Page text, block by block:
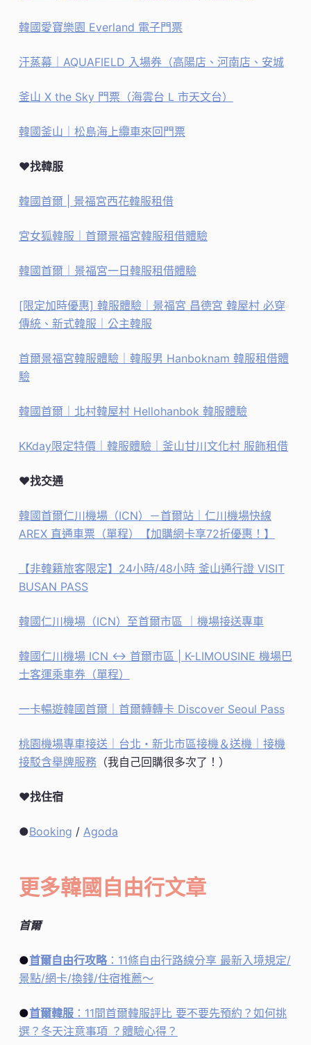
韓國愛寶樂園 Everland 電子門票
汗蒸幕｜AQUAFIELD 入場券（高陽店、河南店、安城
釜山 X the Sky 門票（海雲台 L 市天文台）
韓國釜山｜松島海上纜車來回門票
♥找韓服
韓國首爾 | 景福宮西花韓服租借
宮女狐韓服｜首爾景福宮韓服租借體驗
韓國首爾｜景福宮一日韓服租借體驗
[限定加時優惠] 韓服體驗｜景福宮 昌德宮 韓屋村 必穿
傳統、新式韓服｜公主韓服
首爾景福宮韓服體驗｜韓服男 Hanboknam 韓服租借體
驗
韓國首爾｜北村韓屋村 Hellohanbok 韓服體驗
KKday限定特價｜韓服體驗｜釜山甘川文化村 服飾租借
♥找交通
韓國首爾仁川機場（ICN）－首爾站｜仁川機場快線
AREX 直通車票（單程）【加購網卡享72折優惠！】
【非韓籍旅客限定】24小時/48小時 釜山通行證 VISIT
BUSAN PASS
韓國仁川機場（ICN）至首爾市區 ｜機場接送專車
韓國仁川機場 ICN <-> 首爾市區 | K-LIMOUSINE 機場巴
士客運乘車券（單程）
一卡暢遊韓國首爾｜首爾轉轉卡 Discover Seoul Pass
桃園機場專車接送｜台北・新北市區接機＆送機｜接機
接駁含舉牌服務（我自己回購很多次了！）
♥找住宿
●Booking / Agoda
更多韓國自由行文章
首爾
●首爾自由行攻略：11條自由行路線分享 最新入境規定/
景點/網卡/換錢/住宿推薦～
●首爾韓服：11間首爾韓服評比 要不要先預約？如何挑
選？冬天注意事項 ？體驗心得？